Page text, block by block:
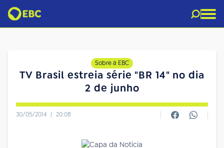
Sobre a EBC
TV Brasil estreia série "BR 14" no dia
2 de junho
30/05/2014 | 20:08